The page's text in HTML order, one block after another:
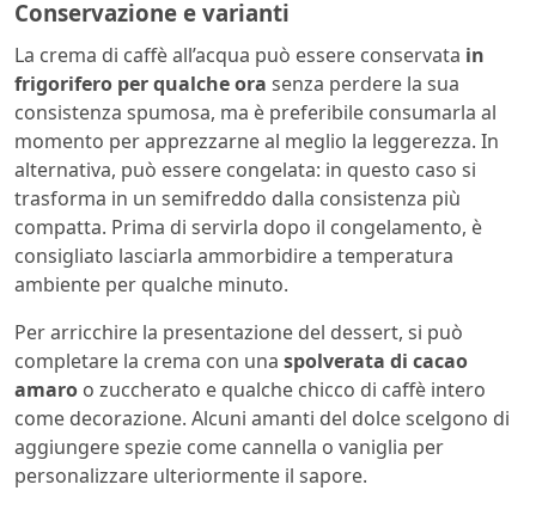
Conservazione e varianti
La crema di caffè all’acqua può essere conservata in
frigorifero per qualche ora senza perdere la sua
consistenza spumosa, ma è preferibile consumarla al
momento per apprezzarne al meglio la leggerezza. In
alternativa, può essere congelata: in questo caso si
trasforma in un semifreddo dalla consistenza più
compatta. Prima di servirla dopo il congelamento, è
consigliato lasciarla ammorbidire a temperatura
ambiente per qualche minuto.
Per arricchire la presentazione del dessert, si può
completare la crema con una spolverata di cacao
amaro o zuccherato e qualche chicco di caffè intero
come decorazione. Alcuni amanti del dolce scelgono di
aggiungere spezie come cannella o vaniglia per
personalizzare ulteriormente il sapore.